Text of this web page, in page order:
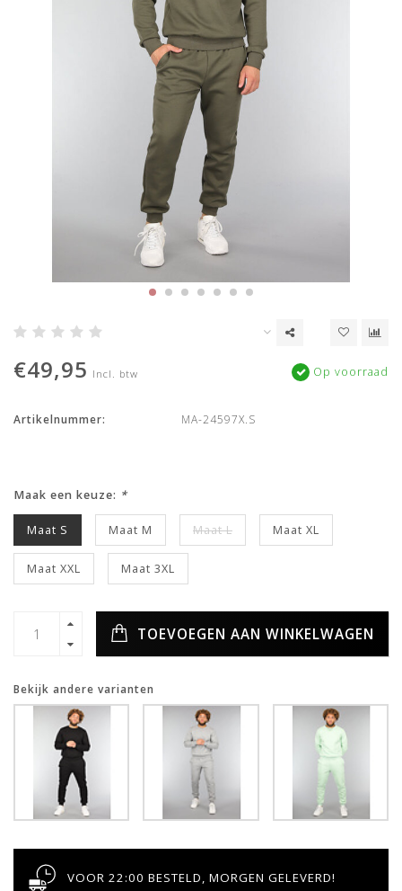
€49,95 Incl. btw Op voorraad
Artikelnummer: MA-24597X.S
Maak een keuze: *
Maat S Maat M Maat L Maat XL
Maat XXL Maat 3XL
TOEVOEGEN AAN WINKELWAGEN
Bekijk andere varianten
VOOR 22:00 BESTELD, MORGEN GELEVERD!